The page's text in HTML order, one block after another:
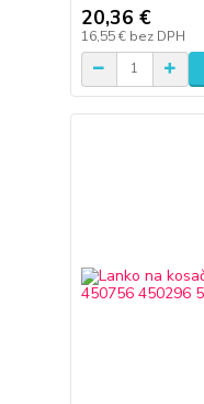
20,36 €
16,55 € bez DPH